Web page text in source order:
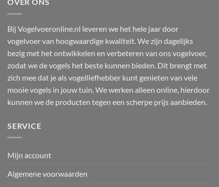
optie
kan
gekozen
worden
op
de
productpagina
Bij Vogelvoeronline.nl leveren we het hele jaar door
vogelvoer van hoogwaardige kwaliteit. We zijn dagelijks
bezig met het ontwikkelen en verbeteren van ons vogelvoer,
zodat we de vogels het beste kunnen bieden. Dit brengt met
zich mee dat je als vogelliefhebber kunt genieten van vele
mooie vogels in jouw tuin. We werken alleen online, hierdoor
kunnen we de producten tegen een scherpe prijs aanbieden.
SERVICE
Mijn account
Algemene voorwaarden